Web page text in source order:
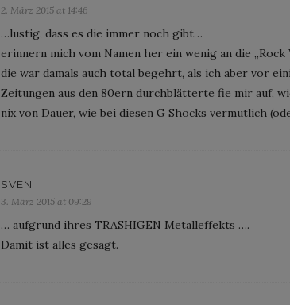
2. März 2015 at 14:46
…lustig, dass es die immer noch gibt…
erinnern mich vom Namen her ein wenig an die „Rock
die war damals auch total begehrt, als ich aber vor
Zeitungen aus den 80ern durchblätterte fie mir auf,
nix von Dauer, wie bei diesen G Shocks vermutlich
SVEN
3. März 2015 at 09:29
… aufgrund ihres TRASHIGEN Metalleffekts ….
Damit ist alles gesagt.